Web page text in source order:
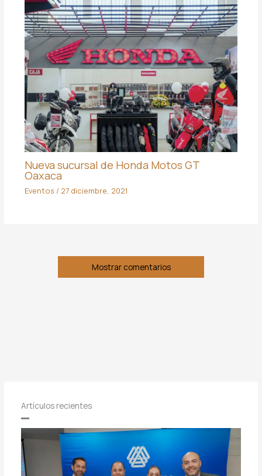
Nueva sucursal de Honda Motos GT
Oaxaca
Eventos / 27 diciembre, 2021
Mostrar comentarios
Artículos recientes